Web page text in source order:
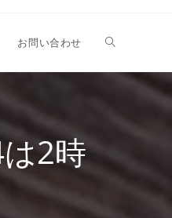
お問い合わせ
2時